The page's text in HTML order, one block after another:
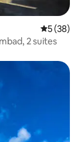
5 (38)
2 suites